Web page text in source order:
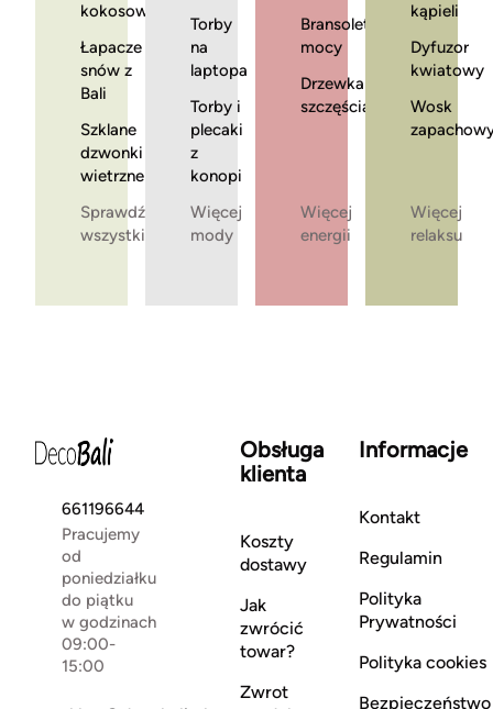
kokosowe
Łapacze
snów z
Bali
Szklane
dzwonki
wietrzne
Sprawdź
wszystkie
Torby
na
laptopa
Torby i
plecaki
z
konopi
Więcej
mody
Bransoletki
mocy
Drzewka
szczęścia
Więcej
energii
kąpieli
Dyfuzor
kwiatowy
Wosk
Więcej
relaksu
661196644
Pracujemy
od
poniedziałku
do piątku
w godzinach
09:00-
15:00
Obsługa
klienta
Koszty
dostawy
Jak
zwrócić
towar?
Zwrot
Informacje
Kontakt
Regulamin
Polityka
Prywatności
Polityka cookies
Bezpieczeństwo